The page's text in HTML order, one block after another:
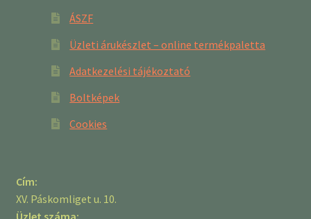
ÁSZF
Üzleti árukészlet – online termékpaletta
Adatkezelési tájékoztató
Boltképek
Cookies
Cím:
XV. Páskomliget u. 10.
Üzlet száma: